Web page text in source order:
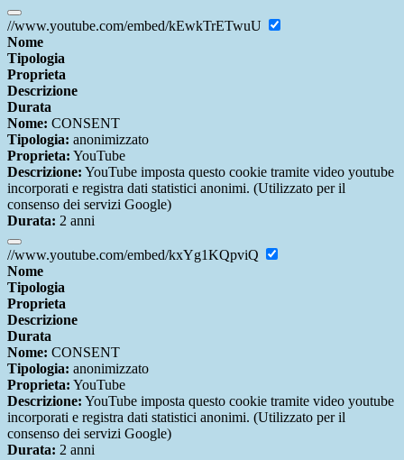
//www.youtube.com/embed/kEwkTrETwuU
Nome
Tipologia
Proprieta
Descrizione
Durata
Nome: CONSENT
Tipologia: anonimizzato
Proprieta: YouTube
Descrizione: YouTube imposta questo cookie tramite video youtube
incorporati e registra dati statistici anonimi. (Utilizzato per il
consenso dei servizi Google)
Durata: 2 anni
//www.youtube.com/embed/kxYg1KQpviQ
Nome
Tipologia
Proprieta
Descrizione
Durata
Nome: CONSENT
Tipologia: anonimizzato
Proprieta: YouTube
Descrizione: YouTube imposta questo cookie tramite video youtube
incorporati e registra dati statistici anonimi. (Utilizzato per il
consenso dei servizi Google)
Durata: 2 anni